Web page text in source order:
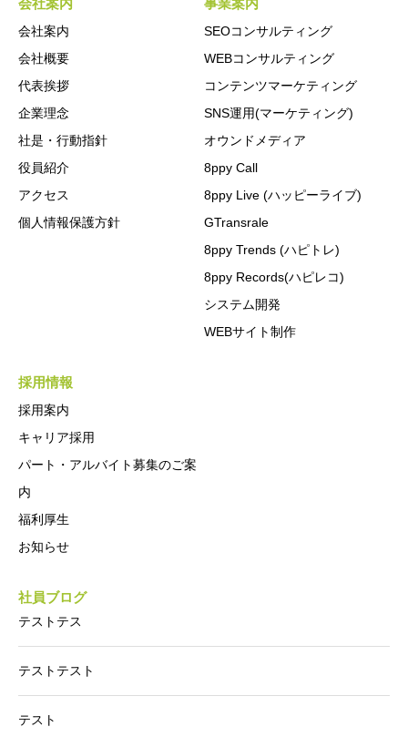
会社案内
会社案内
会社概要
代表挨拶
企業理念
社是・行動指針
役員紹介
アクセス
個人情報保護方針
事業案内
SEOコンサルティング
WEBコンサルティング
コンテンツマーケティング
SNS運用(マーケティング)
オウンドメディア
8ppy Call
8ppy Live (ハッピーライブ)
GTransrale
8ppy Trends (ハピトレ)
8ppy Records(ハピレコ)
システム開発
WEBサイト制作
採用情報
採用案内
キャリア採用
パート・アルバイト募集のご案
内
福利厚生
お知らせ
社員ブログ
テストテス
テストテスト
テスト